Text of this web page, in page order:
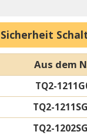
Aus dem
TQ2-
TQ2-
TQ2-